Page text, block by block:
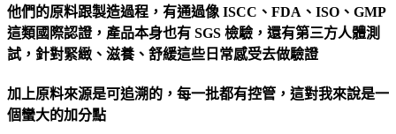
他們的原料跟製造過程，有通過像 ISCC、FDA、ISO、GMP
這類國際認證，產品本身也有 SGS 檢驗，還有第三方人體測
試，針對緊緻、滋養、舒緩這些日常感受去做驗證
加上原料來源是可追溯的，每一批都有控管，這對我來說是一
個蠻大的加分點